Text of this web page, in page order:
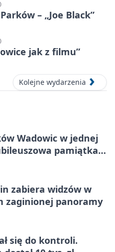
– „Joe Black”
jak z filmu”
Kolejne wydarzenia
Wadowic w jednej
pamiątka
zabiera widzów w
zaginionej panoramy
się do kontroli.